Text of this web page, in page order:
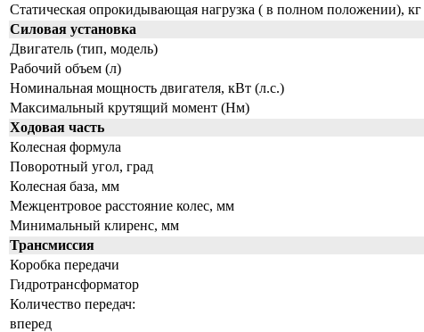
Статическая опрокидывающая нагрузка ( в полном положении), кг
Силовая установка
Двигатель (тип, модель)
Рабочий объем (л)
Номинальная мощность двигателя, кВт (л.с.)
Максимальный крутящий момент (Нм)
Ходовая часть
Колесная формула
Поворотный угол, град
Колесная база, мм
Межцентровое расстояние колес, мм
Минимальный клиренс, мм
Трансмиссия
Коробка передачи
Гидротрансформатор
Количество передач:
вперед